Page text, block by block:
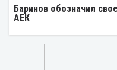
Баринов обозначил
АЕК